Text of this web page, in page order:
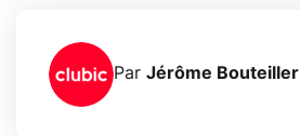
Par Jérôme Bouteiller